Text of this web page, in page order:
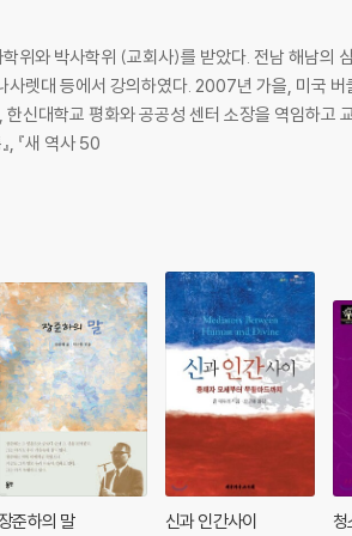
- 1970년대 불교운동가들의 집합기억 -
위와 박사학위 (교회사)를 받았다. 전남 해남의
사렛대 등에서 강의하였다. 2007년 가을, 미
신대학교 평화와 공공성 센터 소장을 역임하
전통』, 『새 역사 50
준하의 말 신과 인간사이